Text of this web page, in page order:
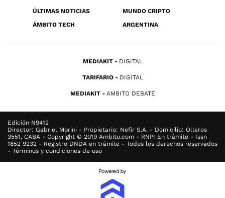
ÚLTIMAS NOTICIAS
MUNDO CRIPTO
ÁMBITO TECH
ARGENTINA
MEDIAKIT DIGITAL
TARIFARIO DIGITAL
MEDIAKIT AMBITO DEBATE
Edición N9412
Director: Gabriel Morini - Propietario: Nefir S.A. - Domicilio: Olleros
3551, CABA - Copyright © 2019 Ambito.com - RNPI En trámite - Issn
1852 9232 - Registro DNDA en trámite - Todos los derechos reservados
- Términos y condiciones de uso